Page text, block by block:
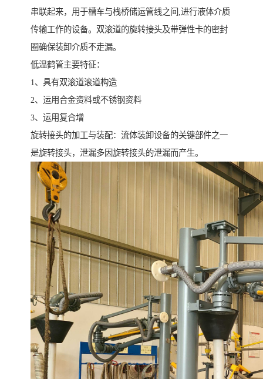
串联起来，用于槽车与栈桥储运管线之间,进行液体介质
传输工作的设备。双滚道的旋转接头及带弹性卡的密封
圈确保装卸介质不走漏。
低温鹤管主要特征：
1、具有双滚道滚道构造
2、运用合金资料或不锈钢资料
3、运用复合增
旋转接头的加工与装配：流体装卸设备的关键部件之一
是旋转接头，泄漏多因旋转接头的泄漏而产生。